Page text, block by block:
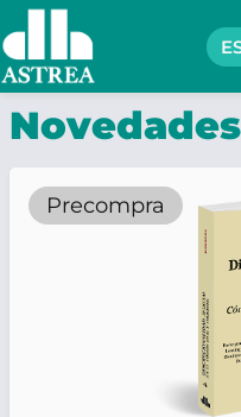
Novedades
Precompra